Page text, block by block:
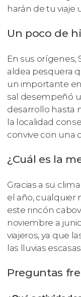
harán de tu viaje
Un poco de
En sus orígenes,
aldea pesquera
un importante
sal desempeñó
desarrollo hasta
la localidad
convive con una
¿Cuál es la
Gracias a su
el año, cualquier
este rincón
noviembre a
viajeros, ya que
las lluvias
Preguntas